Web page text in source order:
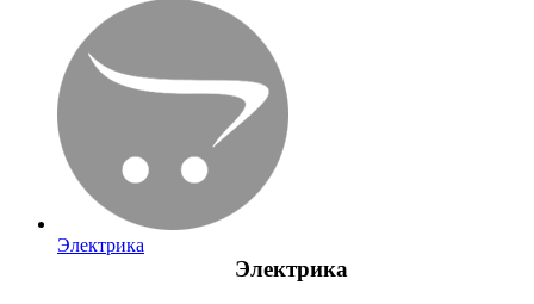
Электрика
Электрика